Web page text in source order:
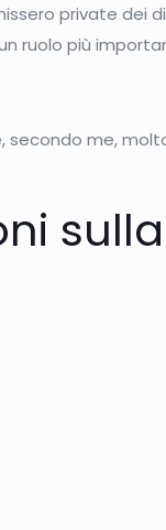
private dei
ruolo più
me,